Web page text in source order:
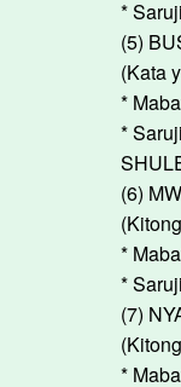
*
(5)
(Kata
*
*
(6)
*
*
(7)
*